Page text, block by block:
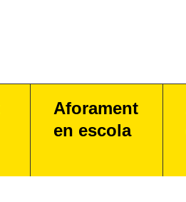
Aforament
en escola